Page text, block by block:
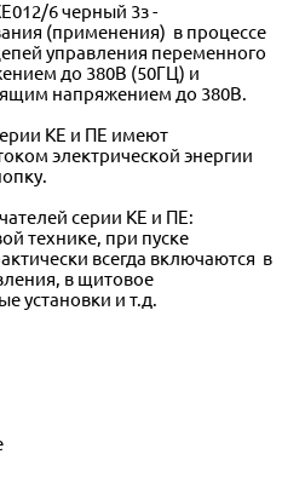
6 черный 3з -
(применения) в процессе
управления переменного
до 380В (50ГЦ) и
напряжением до 380В.
КЕ и ПЕ имеют
электрической энергии
серии КЕ и ПЕ:
технике, при пуске
всегда включаются в
в щитовое
установки и т.д.